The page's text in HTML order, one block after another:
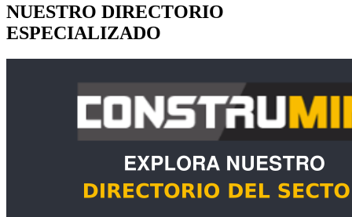
NUESTRO DIRECTORIO
ESPECIALIZADO